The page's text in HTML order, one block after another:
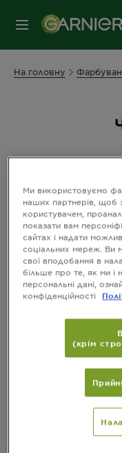
МЕНЮ
На головну
Filters
СПРОБУВАТИ
Ми використовуємо
наших партнерів, щоб
користувачем,
показати вам
сайтах і надати
соціальних мереж. Ви
свої вподобання в
більше про те, як ми і
персональні дані,
конфіденційності
(крім